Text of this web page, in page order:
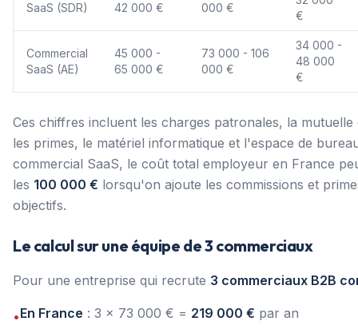
SaaS (SDR)
42 000 €
000 €
€
Commercial
SaaS (AE)
45 000 -
65 000 €
73 000 - 106
000 €
34 000 -
48 000
€
Ces chiffres incluent les charges patronales, la mutuelle
les primes, le matériel informatique et l'espace de
commercial SaaS, le coût total employeur en France
les 100 000 € lorsqu'on ajoute les commissions et
objectifs.
Le calcul sur une équipe de 3 commerciaux
Pour une entreprise qui recrute 3 commerciaux B2B
•En France : 3 x 73 000 € = 219 000 € par an